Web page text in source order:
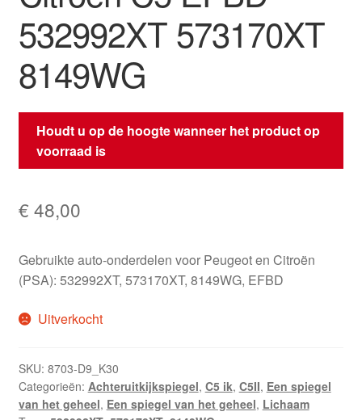
532992XT 573170XT
8149WG
Houdt u op de hoogte wanneer het product op
voorraad is
€ 48,00
Gebruikte auto-onderdelen voor Peugeot en Citroën
(PSA): 532992XT, 573170XT, 8149WG, EFBD
Uitverkocht
SKU: 8703-D9_K30
Categorieën: Achteruitkijkspiegel, C5 ik, C5II, Een spiegel
van het geheel, Een spiegel van het geheel, Lichaam